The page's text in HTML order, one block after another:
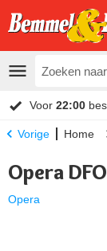
Voor 22:00
Vorige Home
Opera
Opera